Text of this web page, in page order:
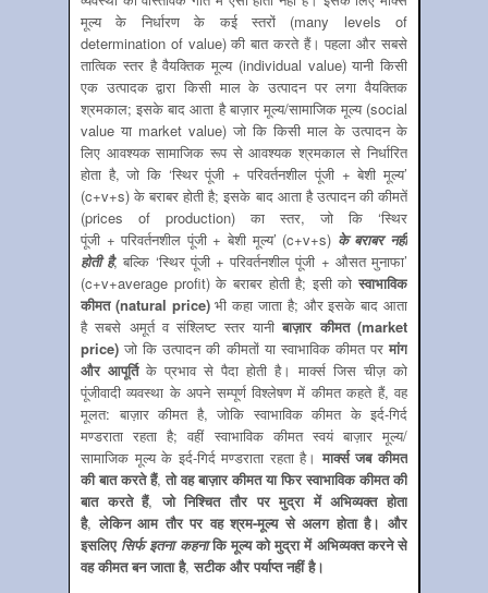
मूल्‍य के निर्धारण के कई स्‍तरों (many levels of
determination of value) की बात करते हैं। पहला और सबसे
तात्विक स्‍तर है वैयक्तिक मूल्‍य (individual value) यानी किसी
एक उत्‍पादक द्वारा किसी माल के उत्‍पादन पर लगा वैयक्तिक
श्रमकाल; इसके बाद आता है बाज़ार मूल्‍य/सामाजिक मूल्‍य (social
value या market value) जो कि किसी माल के उत्‍पादन के
लिए आवश्‍यक सामाजिक रूप से आवश्‍यक श्रमकाल से निर्धारित
होता है, जो कि ‘स्थिर पूंजी + परिवर्तनशील पूंजी + बेशी मूल्‍य’
(c+v+s) के बराबर होती है; इसके बाद आता है उत्‍पादन की कीमतें
(prices of production) का स्‍तर, जो कि ‘स्थिर
पूंजी + परिवर्तनशील पूंजी + बेशी मूल्‍य’ (c+v+s) के बराबर नहीं
होती है, बल्कि ‘स्थिर पूंजी + परिवर्तनशील पूंजी + औसत मुनाफा’
(c+v+average profit) के बराबर होती है; इसी को स्‍वाभाविक
कीमत (natural price)भी कहा जाता है; और इसके बाद आता
है सबसे अमूर्त व संश्लिष्‍ट स्‍तर यानीबाज़ार कीमत (market
price) जो कि उत्‍पादन की कीमतों या स्‍वाभाविक कीमत पर मांग
और आपूर्ति के प्रभाव से पैदा होती है। मार्क्‍स जिस चीज़ को
पूंजीवादी व्‍यवस्‍था के अपने सम्‍पूर्ण विश्‍लेषण में कीमत कहते हैं, वह
मूलत: बाज़ार कीमत है, जोकि स्‍वाभाविक कीमत के इर्द-गिर्द
मण्‍डराता रहता है; वहीं स्‍वाभाविक कीमत स्‍वयं बाज़ार मूल्‍य/
सामाजिक मूल्‍य के इर्द-गिर्द मण्‍डराता रहता है। मार्क्‍स जब कीमत
की बात करते हैं, तो वह बाज़ार कीमत या फिर स्‍वाभाविक कीमत की
बात करते हैं, जो निश्चित तौर पर मुद्रा में अभिव्‍यक्‍त होता
है, लेकिन आम तौर पर वह श्रम-मूल्‍य से अलग होता है। और
इसलिए सिर्फ इतना कहनाकि मूल्‍य को मुद्रा में अभिव्‍यक्‍त करने से
वह कीमत बन जाता है, सटीक और पर्याप्‍त नहीं है।